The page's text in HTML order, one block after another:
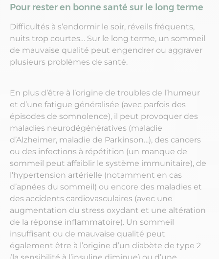
Pour rester en bonne santé sur le long terme
Difficultés à s’endormir le soir, réveils fréquents,
nuits trop courtes… Sur le long terme, un sommeil
de mauvaise qualité peut engendrer ou aggraver
plusieurs problèmes de santé.
En plus d’être à l’origine de troubles de l’humeur
et d’une fatigue généralisée (avec parfois des
épisodes de somnolence), il peut provoquer des
maladies neurodégénératives (maladie
d’Alzheimer, maladie de Parkinson…), des cancers
ou des infections à répétition (un manque de
sommeil peut affaiblir le système immunitaire), de
l’hypertension artérielle (notamment en cas
d’apnées du sommeil) ou encore des maladies et
des accidents cardiovasculaires (avec une
augmentation du stress oxydant et une altération
de la réponse inflammatoire). Un sommeil
insuffisant ou de mauvaise qualité peut
également être à l’origine d’un diabète de type 2